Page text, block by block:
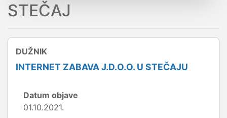
STEČAJ
DUŽNIK
INTERNET ZABAVA J.D.O.O. U STEČAJU
Datum objave
01.10.2021.